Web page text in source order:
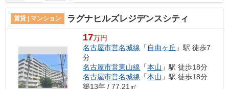
賃貸 | マンション ラグナヒルズレジデンスシティ
17万円
名古屋市営名城線 「 自由ヶ丘 」駅 徒歩7
分
名古屋市営東山線 「本山 」駅 徒歩18分
名古屋市営名城線 「本山 」駅 徒歩18分
築13年 / 77.21㎡